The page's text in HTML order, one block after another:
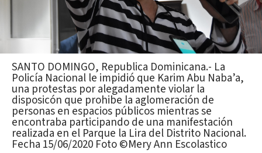
SANTO DOMINGO, Republica Dominicana.- La
Policía Nacional le impidió que Karim Abu Naba’a,
una protestas por alegadamente violar la
disposicón que prohibe la aglomeración de
personas en espacios públicos mientras se
encontraba participando de una manifestación
realizada en el Parque la Lira del Distrito Nacional.
Fecha 15/06/2020 Foto ©Mery Ann Escolastico